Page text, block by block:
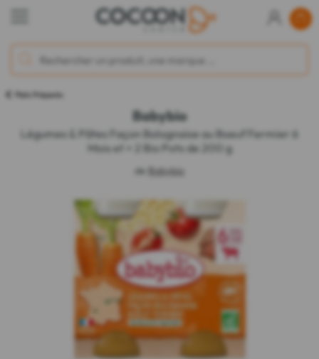
Plats Préparés
Babybio
Légumes & Pâtes Façon Bolognaise au Boeuf Fermier 6
Mois et + 2 Bio Pots de 200 g
de Babybio